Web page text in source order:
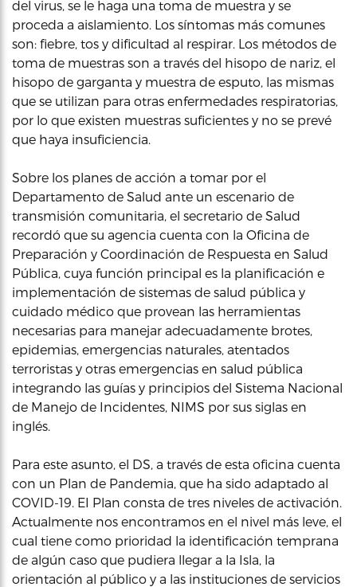
del virus, se le haga una toma de muestra y se
proceda a aislamiento. Los síntomas más comunes
son: fiebre, tos y dificultad al respirar. Los métodos de
toma de muestras son a través del hisopo de nariz, el
hisopo de garganta y muestra de esputo, las mismas
que se utilizan para otras enfermedades respiratorias,
por lo que existen muestras suficientes y no se prevé
que haya insuficiencia.
Sobre los planes de acción a tomar por el
Departamento de Salud ante un escenario de
transmisión comunitaria, el secretario de Salud
recordó que su agencia cuenta con la Oficina de
Preparación y Coordinación de Respuesta en Salud
Pública, cuya función principal es la planificación e
implementación de sistemas de salud pública y
cuidado médico que provean las herramientas
necesarias para manejar adecuadamente brotes,
epidemias, emergencias naturales, atentados
terroristas y otras emergencias en salud pública
integrando las guías y principios del Sistema Nacional
de Manejo de Incidentes, NIMS por sus siglas en
inglés.
Para este asunto, el DS, a través de esta oficina cuenta
con un Plan de Pandemia, que ha sido adaptado al
COVID-19. EI Plan consta de tres niveles de activación.
Actualmente nos encontramos en el nivel más leve, el
cual tiene como prioridad la identificación temprana
de algún caso que pudiera llegar a la Isla, la
orientación al público y a las instituciones de servicios